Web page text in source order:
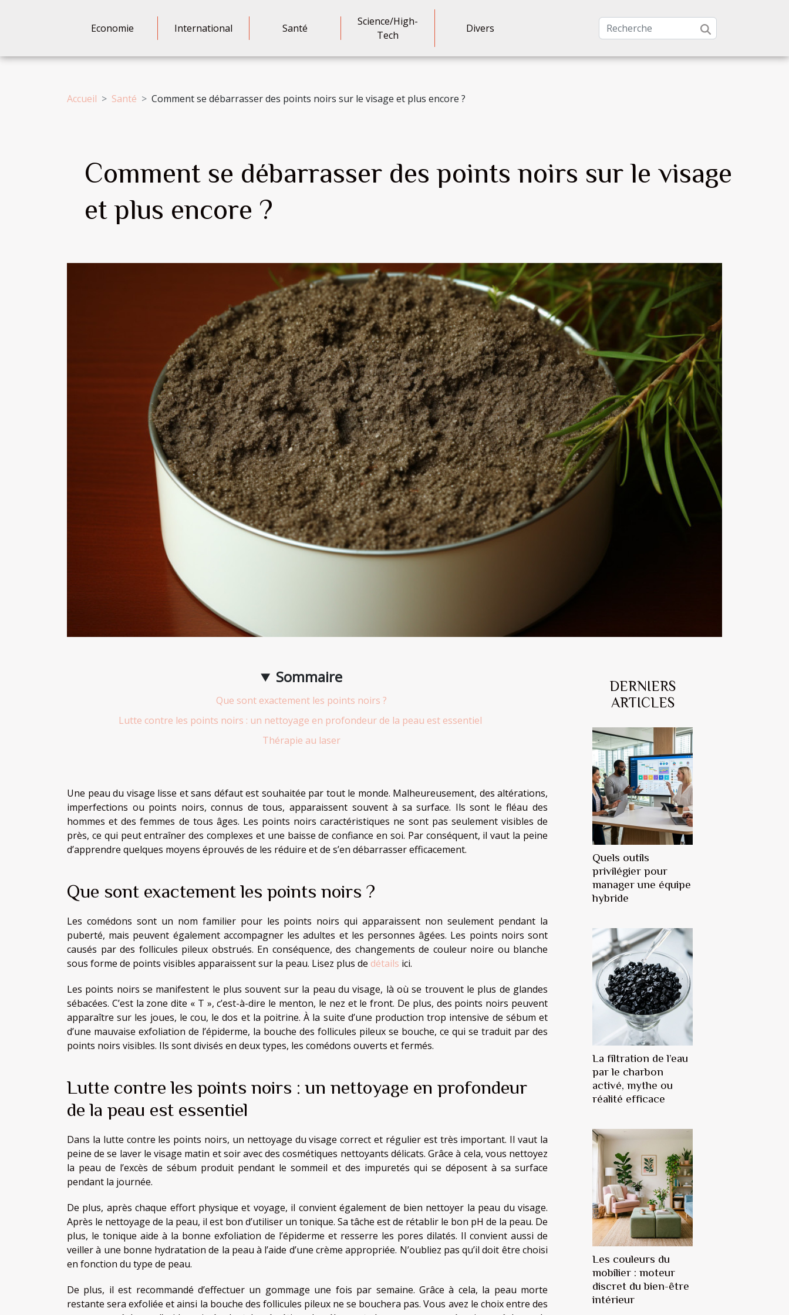
Economie International Santé
Science/High-
Tech
Divers
Accueil Santé Comment se débarrasser des points noirs sur le visage et plus encore ?
Comment se débarrasser des points noirs sur le visage
et plus encore ?
Sommaire
Que sont exactement les points noirs ?
Lutte contre les points noirs : un nettoyage en profondeur de la peau est essentiel
Thérapie au laser
Une peau du visage lisse et sans défaut est souhaitée par tout le monde. Malheureusement, des altérations,
imperfections ou points noirs, connus de tous, apparaissent souvent à sa surface. Ils sont le fléau des
hommes et des femmes de tous âges. Les points noirs caractéristiques ne sont pas seulement visibles de
près, ce qui peut entraîner des complexes et une baisse de confiance en soi. Par conséquent, il vaut la peine
d’apprendre quelques moyens éprouvés de les réduire et de s’en débarrasser efficacement.
Que sont exactement les points noirs ?
Les comédons sont un nom familier pour les points noirs qui apparaissent non seulement pendant la
puberté, mais peuvent également accompagner les adultes et les personnes âgées. Les points noirs sont
causés par des follicules pileux obstrués. En conséquence, des changements de couleur noire ou blanche
sous forme de points visibles apparaissent sur la peau. Lisez plus de détails ici.
Les points noirs se manifestent le plus souvent sur la peau du visage, là où se trouvent le plus de glandes
sébacées. C’est la zone dite « T », c’est-à-dire le menton, le nez et le front. De plus, des points noirs peuvent
apparaître sur les joues, le cou, le dos et la poitrine. À la suite d’une production trop intensive de sébum et
d’une mauvaise exfoliation de l’épiderme, la bouche des follicules pileux se bouche, ce qui se traduit par des
points noirs visibles. Ils sont divisés en deux types, les comédons ouverts et fermés.
Lutte contre les points noirs : un nettoyage en profondeur
de la peau est essentiel
Dans la lutte contre les points noirs, un nettoyage du visage correct et régulier est très important. Il vaut la
peine de se laver le visage matin et soir avec des cosmétiques nettoyants délicats. Grâce à cela, vous nettoyez
la peau de l’excès de sébum produit pendant le sommeil et des impuretés qui se déposent à sa surface
pendant la journée.
De plus, après chaque effort physique et voyage, il convient également de bien nettoyer la peau du visage.
Après le nettoyage de la peau, il est bon d’utiliser un tonique. Sa tâche est de rétablir le bon pH de la peau. De
plus, le tonique aide à la bonne exfoliation de l’épiderme et resserre les pores dilatés. Il convient aussi de
veiller à une bonne hydratation de la peau à l’aide d’une crème appropriée. N’oubliez pas qu’il doit être choisi
en fonction du type de peau.
De plus, il est recommandé d’effectuer un gommage une fois par semaine. Grâce à cela, la peau morte
restante sera exfoliée et ainsi la bouche des follicules pileux ne se bouchera pas. Vous avez le choix entre des
DERNIERS
ARTICLES
Quels outils
privilégier pour
manager une équipe
hybride
La filtration de l’eau
par le charbon
activé, mythe ou
réalité efficace
Les couleurs du
mobilier : moteur
discret du bien-être
intérieur